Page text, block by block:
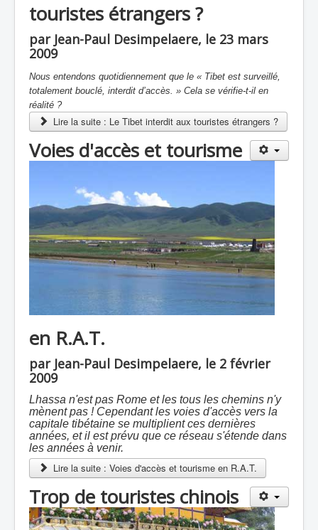
touristes étrangers ?
par Jean-Paul Desimpelaere, le 23 mars
2009
Nous entendons quotidiennement que le « Tibet est surveillé,
totalement bouclé, interdit d’accès. » Cela se vérifie-t-il en
réalité ?
Lire la suite : Le Tibet interdit aux touristes étrangers ?
Voies d'accès et tourisme
en R.A.T.
par Jean-Paul Desimpelaere, le 2 février
2009
Lhassa n'est pas Rome et les tous les chemins n'y
mènent pas ! Cependant les voies d'accès vers la
capitale tibétaine se multiplient ces dernières
années, et il est prévu que ce réseau s'étende dans
les années à venir.
Lire la suite : Voies d'accès et tourisme en R.A.T.
Trop de touristes chinois